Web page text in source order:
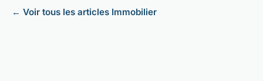
← Voir tous les articles Immobilier